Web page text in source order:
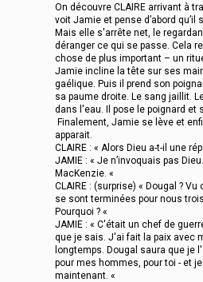
On découvre CLAIRE arrivant à
voit Jamie et pense d’abord qu’il
Mais elle s'arrête net, le
déranger ce qui se passe. Cela
chose de plus important – un
Jamie incline la tête sur ses
gaélique. Puis il prend son
sa paume droite. Le sang jaillit.
dans l'eau. Il pose le poignard et
Finalement, Jamie se lève et
apparait.
CLAIRE : « Alors Dieu a-t-il une
JAMIE : « Je n’invoquais pas
MacKenzie. «
CLAIRE : (surprise) « Dougal ?
se sont terminées pour nous
Pourquoi ? «
JAMIE : « C'était un chef de
que je sais. J'ai fait la paix avec
longtemps. Dougal saura que je
pour mes hommes, pour toi - et
maintenant. «